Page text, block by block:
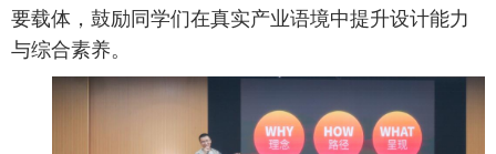
要载体，鼓励同学们在真实产业语境中提升设计能力
与综合素养。